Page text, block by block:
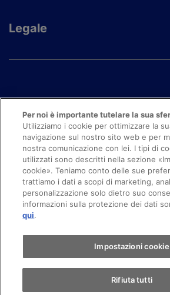
Legale
© 2024 Copyright movon
Per noi è importante tutelare la sua
Utilizziamo i cookie per ottimizzare la
navigazione sul nostro sito web e per
nostra comunicazione con lei. I tipi di
utilizzati sono descritti nella sezione
cookie». Teniamo conto delle sue
trattiamo i dati a scopi di marketing,
personalizzazione solo dietro suo
informazioni sulla protezione dei dati
qui.
Impostazioni cookie
Rifiuta tutti